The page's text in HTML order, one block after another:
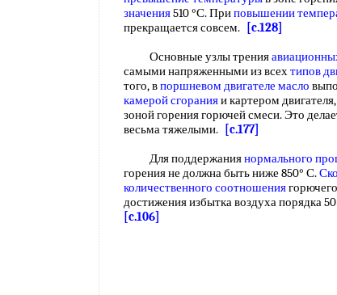
значения510 °С. Приповышении
прекращается совсем.
[c.128]
Основные узлы трения
самыми напряженными из всехтипов
того, впоршневом двигателе масло
камерой сгоранияи картером
зоной горения горючей смеси. Это
весьма тяжелыми.
[c.177]
Для поддержаниянормального
горения не должна быть ниже 850° С.
количественного соотношения
достижения избытка воздуха порядка
[c.106]